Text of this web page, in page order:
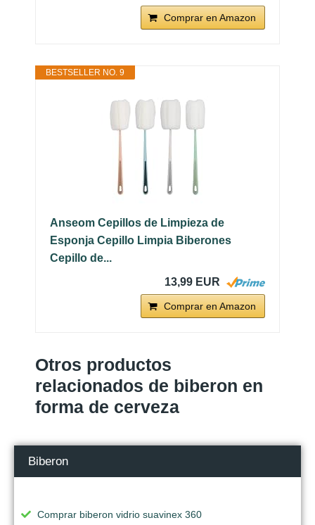
Comprar en Amazon
BESTSELLER NO. 9
Anseom Cepillos de Limpieza de
Esponja Cepillo Limpia Biberones
Cepillo de...
13,99 EUR
Comprar en Amazon
Otros productos
relacionados de biberon en
forma de cerveza
Biberon
Comprar biberon vidrio suavinex 360